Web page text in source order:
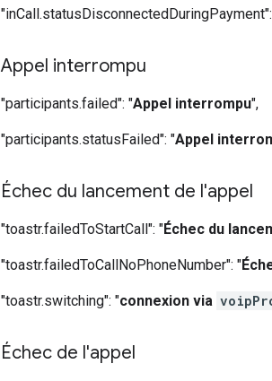
Appel interrompu
"participants.failed": "Appel interrompu",
"participants.statusFailed": "Appel
Échec du lancement de l'appel
"toastr.failedToStartCall": "Échec du
"toastr.failedToCallNoPhoneNumber": "
"toastr.switching": "connexion via
Échec de l'appel